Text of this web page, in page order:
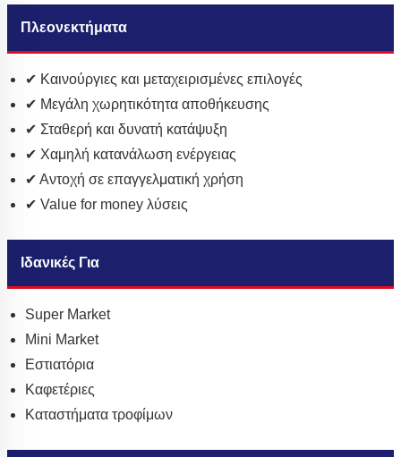
Πλεονεκτήματα
✔ Καινούργιες και μεταχειρισμένες επιλογές
✔ Μεγάλη χωρητικότητα αποθήκευσης
✔ Σταθερή και δυνατή κατάψυξη
✔ Χαμηλή κατανάλωση ενέργειας
✔ Αντοχή σε επαγγελματική χρήση
✔ Value for money λύσεις
Ιδανικές Για
Super Market
Mini Market
Εστιατόρια
Καφετέριες
Καταστήματα τροφίμων